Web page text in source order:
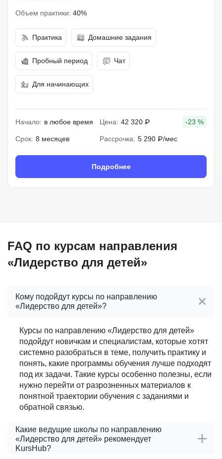
Объем практики: 40%
Практика Домашние задания
Пробный период Чат
Для начинающих
Начало: в любое время Цена: 42 320 ₽ -23 %
Срок: 8 месяцев Рассрочка: 5 290 ₽/мес
Подробнее
FAQ по курсам направления
«Лидерство для детей»
Кому подойдут курсы по направлению
«Лидерство для детей»?
Курсы по направлению «Лидерство для детей»
подойдут новичкам и специалистам, которые хотят
системно разобраться в теме, получить практику и
понять, какие программы обучения лучше подходят
под их задачи. Такие курсы особенно полезны, если
нужно перейти от разрозненных материалов к
понятной траектории обучения с заданиями и
обратной связью.
Какие ведущие школы по направлению
«Лидерство для детей» рекомендует
KursHub?